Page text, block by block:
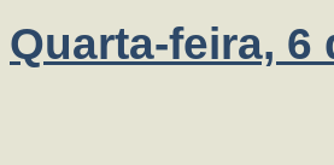
Quarta-feira, 6